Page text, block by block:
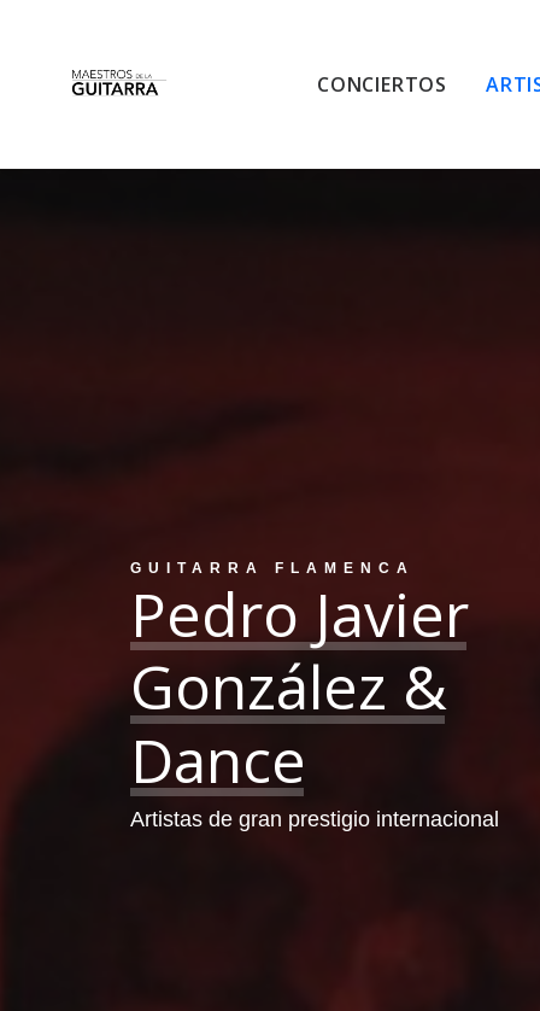
CONCIERTOS
GUITARRA FLAMENCA
Pedro Javier
González &
Dance
Artistas de gran prestigio internacional